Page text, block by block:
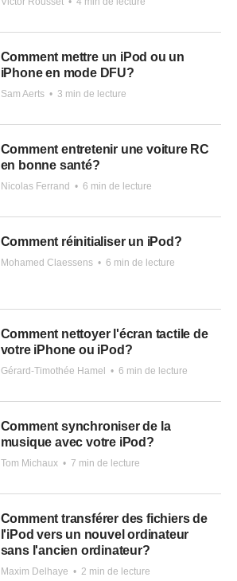
Comment mettre un iPod ou un
iPhone en mode DFU?
Sam Aerts • 3 min de lecture
Comment entretenir une voiture RC
en bonne santé?
Nicolas Ferrand • 6 min de lecture
Comment réinitialiser un iPod?
Mohamed Claessens • 6 min de lecture
Comment nettoyer l'écran tactile de
votre iPhone ou iPod?
Gérard-Timothée Hamel • 6 min de lecture
Comment synchroniser de la
musique avec votre iPod?
Tom Michaux • 7 min de lecture
Comment transférer des fichiers de
l'iPod vers un nouvel ordinateur
sans l'ancien ordinateur?
Maxim Delhaye • 2 min de lecture